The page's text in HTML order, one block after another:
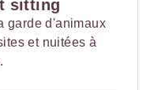
sitting
garde d'animaux
et nuitées à